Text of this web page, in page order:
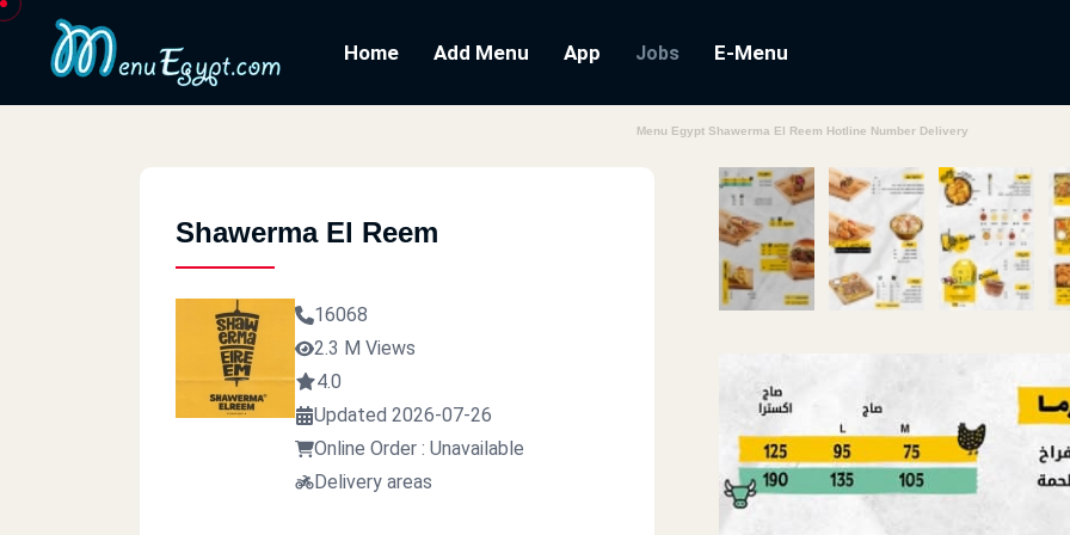
Home Add Menu App Jobs E-Menu
Menu Egypt Shawerma El Reem Hotline Number Delivery
Shawerma El Reem
16068
2.3 M Views
4.0
Updated 2026-07-26
Online Order : Unavailable
Delivery areas